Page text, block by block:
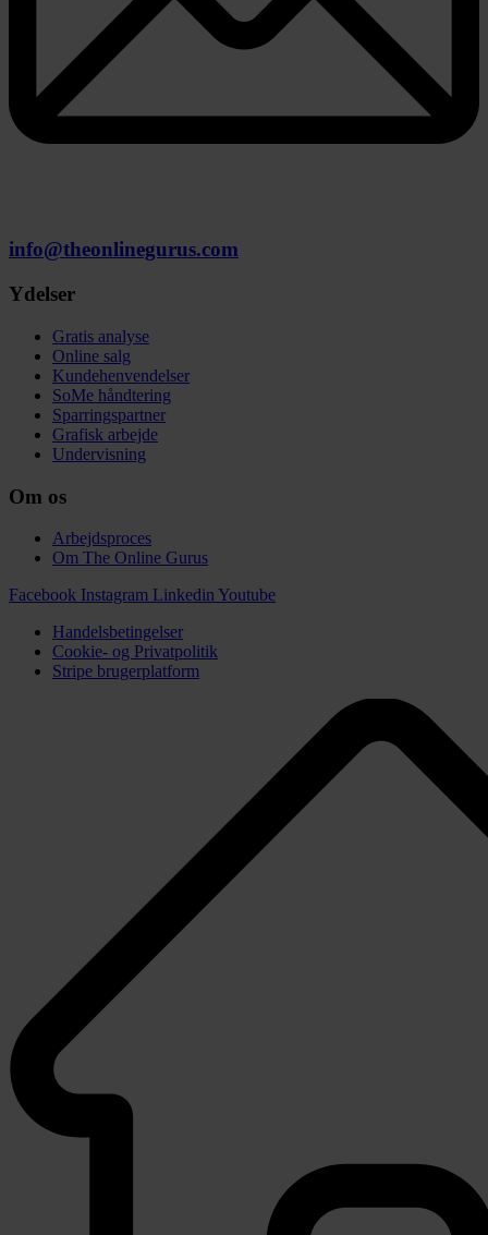
info@theonlinegurus.com
Ydelser
Gratis analyse
Online salg
Kundehenvendelser
SoMe håndtering
Sparringspartner
Grafisk arbejde
Undervisning
Om os
Arbejdsproces
Om The Online Gurus
Facebook Instagram Linkedin Youtube
Handelsbetingelser
Cookie- og Privatpolitik
Stripe brugerplatform